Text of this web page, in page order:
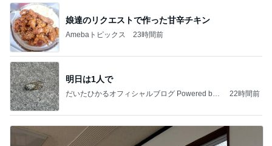
娘達のリクエストで作った甘辛チキン
Amebaトピックス 23時間前
明日は1人で
だいたひかるオフィシャルブログ Powered by
22時間前